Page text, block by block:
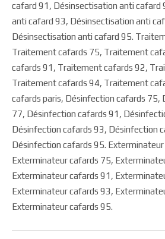
cafard 91, Désinsectisation anti cafard
anti cafard 93, Désinsectisation anti
Désinsectisation anti cafard 95.
Traitement cafards 75, Traitement
cafards 91, Traitement cafards 92,
Traitement cafards 94, Traitement
cafards paris, Désinfection cafards 75,
77, Désinfection cafards 91,
Désinfection cafards 93, Désinfection
Désinfection cafards 95. Exterminateur
Exterminateur cafards 75,
Exterminateur cafards 91,
Exterminateur cafards 93,
Exterminateur cafards 95.